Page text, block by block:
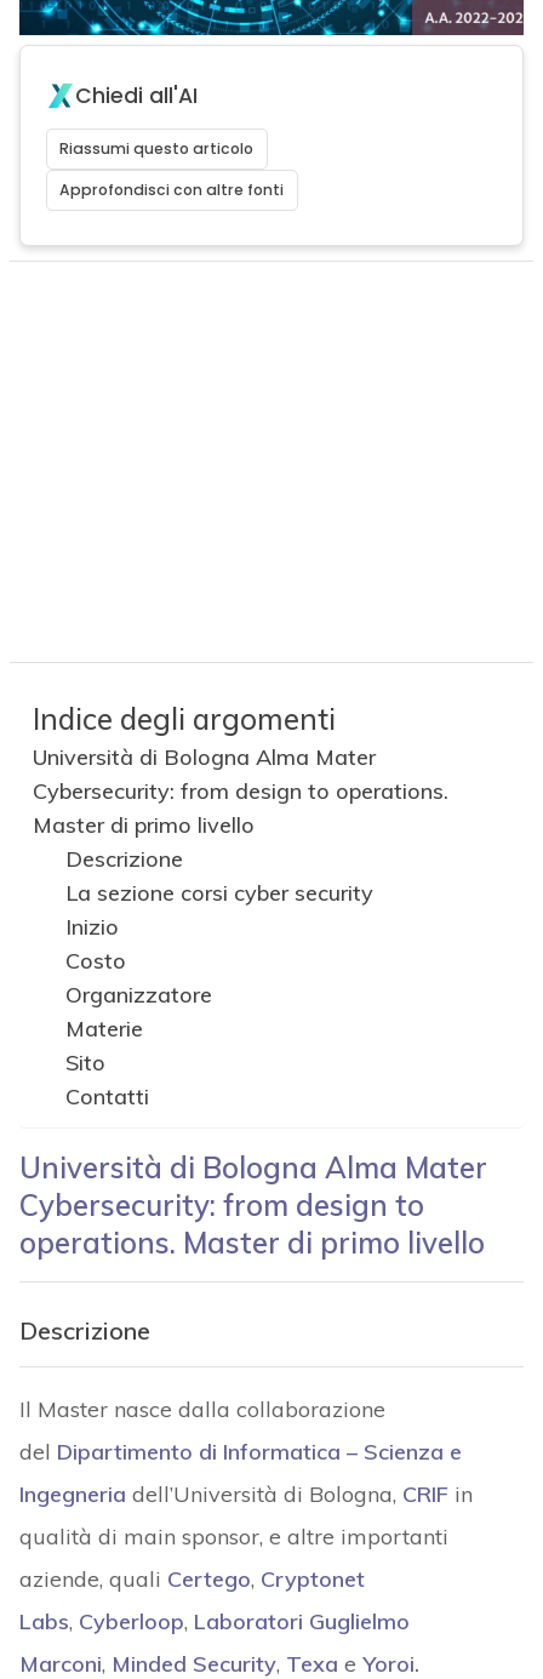
Chiedi all'AI
Riassumi questo articolo
Approfondisci con altre fonti
Indice degli argomenti
Università di Bologna Alma Mater
Cybersecurity: from design to operations.
Master di primo livello
Descrizione
La sezione corsi cyber security
Inizio
Costo
Organizzatore
Materie
Sito
Contatti
Università di Bologna Alma Mater
Cybersecurity: from design to
operations. Master di primo livello
Descrizione
Il Master nasce dalla collaborazione
del Dipartimento di Informatica – Scienza e
Ingegneria dell’Università di Bologna, CRIF in
qualità di main sponsor, e altre importanti
aziende, quali Certego, Cryptonet
Labs, Cyberloop, Laboratori Guglielmo
Marconi, Minded Security, Texa e Yoroi.